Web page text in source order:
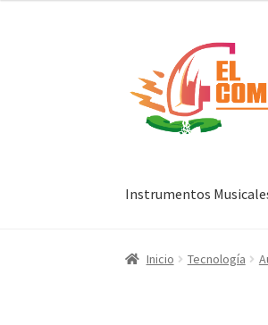
Instrumentos
Inicio Tecnología